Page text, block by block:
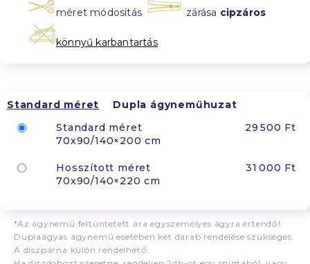
méret módosítás zárása cipzáros
könnyű karbantartás
Standard méret
Dupla ágyneműhuzat
Standard méret
70x90/140×200 cm
29 500 Ft
Hosszított méret
70x90/140×220 cm
31 000 Ft
*Az ágynemű feltüntetett ára egyszemélyes ágyra értendő!
Duplaágyas ágynemű esetében két darab rendelése szükséges.
A díszpárna külön rendelhető.